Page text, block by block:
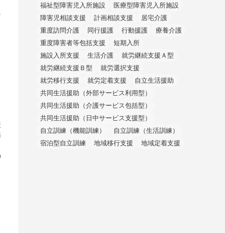
福祉型障害児入所施設
医療型障害児入所施設
障害児相談支援
計画相談支援
居宅介護
重度訪問介護
同行援護 行動援護
療養介護
重度障害者等包括支援
短期入所
施設入所支援
生活介護
就労継続支援Ａ型
就労継続支援Ｂ型
就労選択支援
就労移行支援
就労定着支援
自立生活援助
共同生活援助（外部サービス利用型）
共同生活援助（介護サービス包括型）
共同生活援助（日中サービス支援型）
自立訓練（機能訓練）
自立訓練（生活訓練）
宿泊型自立訓練
地域移行支援 地域定着支援